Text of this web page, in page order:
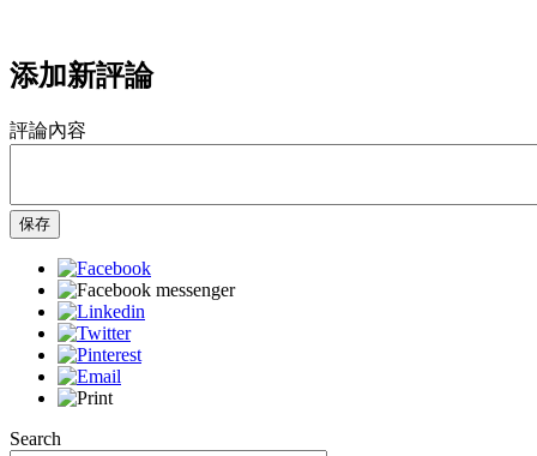
添加新評論
評論內容
保存
Search